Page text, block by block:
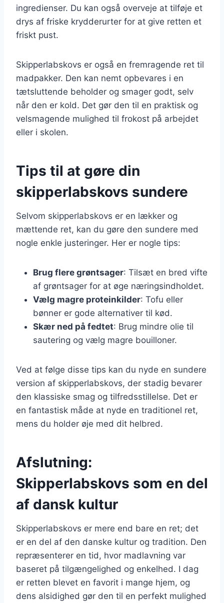
ingredienser. Du kan også overveje at tilføje et
drys af friske krydderurter for at give retten et
friskt pust.
Skipperlabskovs er også en fremragende ret til
madpakker. Den kan nemt opbevares i en
tætsluttende beholder og smager godt, selv
når den er kold. Det gør den til en praktisk og
velsmagende mulighed til frokost på arbejdet
eller i skolen.
Tips til at gøre din
skipperlabskovs sundere
Selvom skipperlabskovs er en lækker og
mættende ret, kan du gøre den sundere med
nogle enkle justeringer. Her er nogle tips:
Brug flere grøntsager: Tilsæt en bred vifte
af grøntsager for at øge næringsindholdet.
Vælg magre proteinkilder: Tofu eller
bønner er gode alternativer til kød.
Skær ned på fedtet: Brug mindre olie til
sautering og vælg magre bouilloner.
Ved at følge disse tips kan du nyde en sundere
version af skipperlabskovs, der stadig bevarer
den klassiske smag og tilfredsstillelse. Det er
en fantastisk måde at nyde en traditionel ret,
mens du holder øje med dit helbred.
Afslutning:
Skipperlabskovs som en del
af dansk kultur
Skipperlabskovs er mere end bare en ret; det
er en del af den danske kultur og tradition. Den
repræsenterer en tid, hvor madlavning var
baseret på tilgængelighed og enkelhed. I dag
er retten blevet en favorit i mange hjem, og
dens alsidighed gør den til en perfekt mulighed